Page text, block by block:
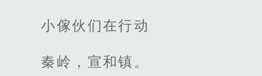
小傢伙们在行动
秦岭，宣和镇。